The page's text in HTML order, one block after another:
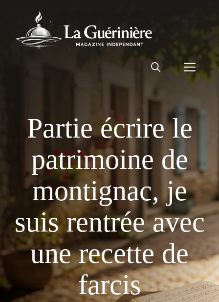
contenu
Partie écrire le
patrimoine de
montignac, je
suis rentrée avec
une recette de
farcis